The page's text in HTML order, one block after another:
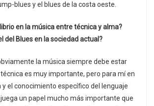
blues y el blues de la costa oeste.
en la música entre técnica y alma?
del Blues en la sociedad actual?
la música siempre debe estar
técnica es muy importante, pero para mí en
y el conocimiento específico del lenguaje
un papel mucho más importante que